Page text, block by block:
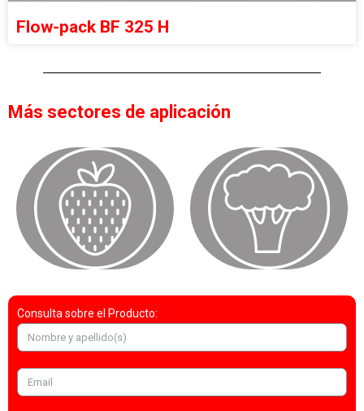
Flow-pack BF 325 H
Más sectores de aplicación
Consulta sobre el Producto: